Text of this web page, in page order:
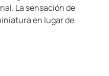
La sensación de
en lugar de